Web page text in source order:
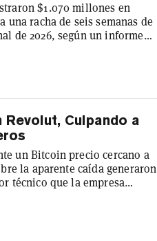
$1.070 millones en
racha de seis semanas de
de 2026, según un informe
sacudió los mercados de
las principales
Culpando a
un Bitcoin precio cercano a
la aparente caída generaron
técnico que la empresa
alcanzado un mínimo de
duró apenas unos